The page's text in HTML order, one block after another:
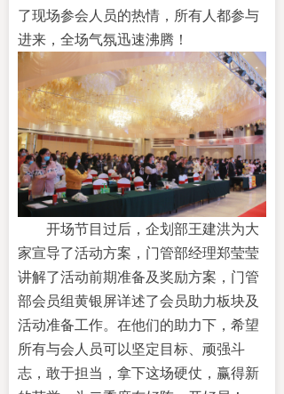
了现场参会人员的热情， 所有人都参与
进来， 全场气氛迅速沸腾！
开场节目过后，企划部王建洪为大
家宣导了活动方案，门管部经理郑莹莹
讲解了活动前期准备及奖励方案，门管
部会员组黄银屏详述了会员助力板块及
活动准备工作。在他们的助力下，希望
所有与会人员可以坚定目标、顽强斗
志，敢于担当，拿下这场硬仗，赢得新